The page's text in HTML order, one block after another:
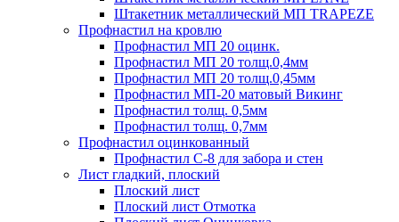
Штакетник металлический МП TRAPEZE
Профнастил на кровлю
Профнастил МП 20 оцинк.
Профнастил МП 20 толщ.0,4мм
Профнастил МП 20 толщ.0,45мм
Профнастил МП-20 матовый Викинг
Профнастил толщ. 0,5мм
Профнастил толщ. 0,7мм
Профнастил оцинкованный
Профнастил С-8 для забора и стен
Лист гладкий, плоский
Плоский лист
Плоский лист Отмотка